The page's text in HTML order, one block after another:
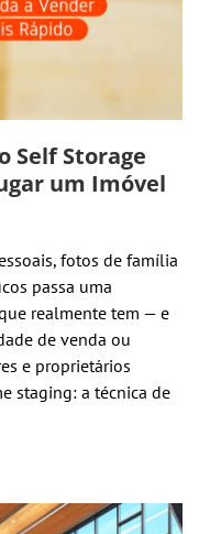
Self Storage
um Imóvel
fotos de família
passa uma
realmente tem — e
de venda ou
e proprietários
staging: a técnica de